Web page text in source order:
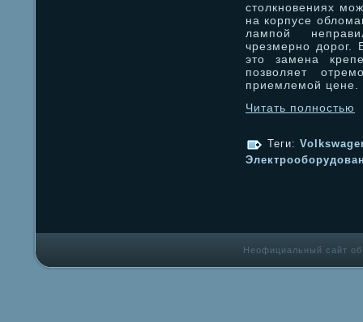
столкновениях
на корпусе
лампой
чрезмерно дорог.
это замена
позволяет
приемлемой цене.
Читать полностью
Теги:
Неофициальный сайт